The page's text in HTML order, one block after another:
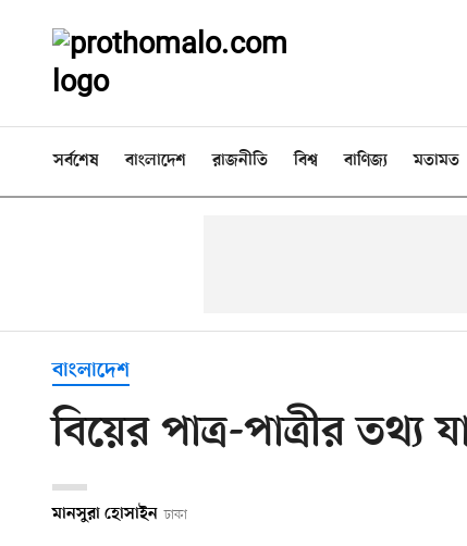
সর্বশেষ বাংলাদেশ রাজনীতি বিশ্ব বাণিজ্য মতামত
বাংলাদেশ
বিয়ের পাত্র-পাত্রীর তথ্য
মানসুরা হোসাইন ঢাকা